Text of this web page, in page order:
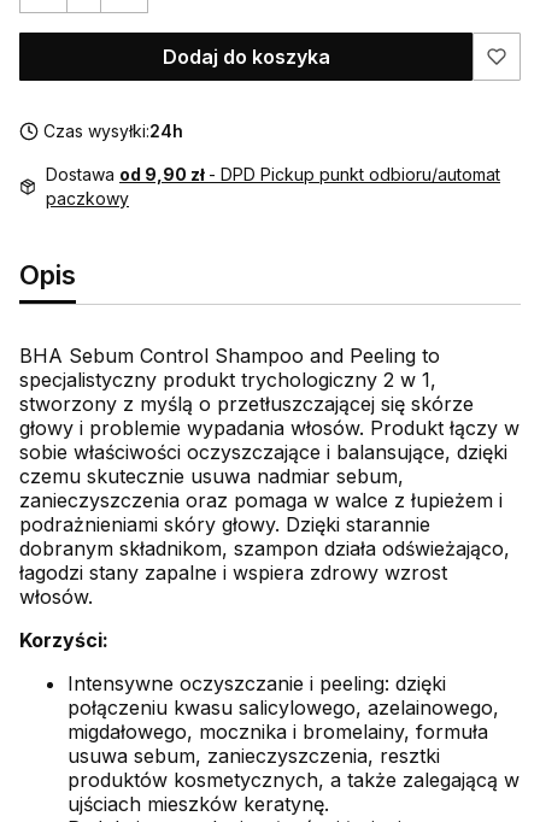
Dodaj do koszyka
Czas wysyłki:24h
Dostawa od 9,90 zł - DPD Pickup punkt odbioru/automat
paczkowy
Opis
BHA Sebum Control Shampoo and Peeling to
specjalistyczny produkt trychologiczny 2 w 1,
stworzony z myślą o przetłuszczającej się skórze
głowy i problemie wypadania włosów. Produkt łączy w
sobie właściwości oczyszczające i balansujące, dzięki
czemu skutecznie usuwa nadmiar sebum,
zanieczyszczenia oraz pomaga w walce z łupieżem i
podrażnieniami skóry głowy. Dzięki starannie
dobranym składnikom, szampon działa odświeżająco,
łagodzi stany zapalne i wspiera zdrowy wzrost
włosów.
Korzyści:
Intensywne oczyszczanie i peeling: dzięki
połączeniu kwasu salicylowego, azelainowego,
migdałowego, mocznika i bromelainy, formuła
usuwa sebum, zanieczyszczenia, resztki
produktów kosmetycznych, a także zalegającą w
ujściach mieszków keratynę.